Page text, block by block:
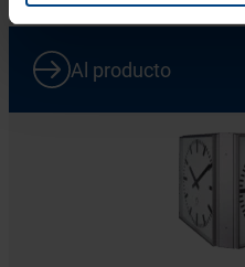
Al producto